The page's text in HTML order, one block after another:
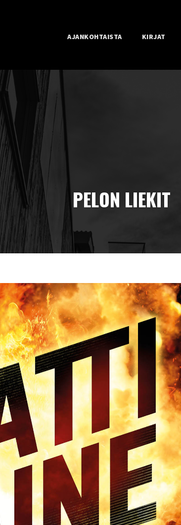
AJANKOHTAISTA KIRJAT
PELON LIEKIT